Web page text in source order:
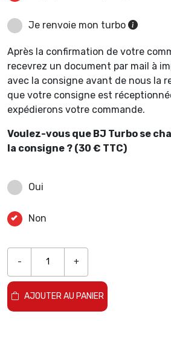
Je renvoie mon turbo
Après la confirmation de votre
recevrez un document par mail à
avec la consigne avant de nous la
que votre consigne est
expédierons votre commande.
Voulez-vous que BJ Turbo se
la consigne ? (30 € TTC)
Oui
Non
- +
AJOUTER AU PANIER